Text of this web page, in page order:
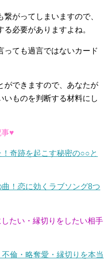
がってしまいますので、
必要がありますよね。
っても過言ではないカード
ができますので、あなたが
いものを判断する材料にし
事♥
奇跡を起こす秘密の○○と
！恋に効くラブソング8つ
たい・縁切りをしたい相手
不倫・略奪愛・縁切りを本当